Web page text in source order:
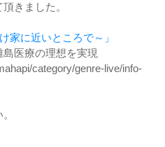
きました。
家に近いところで～」
医療の理想を実現
category/genre-live/info-